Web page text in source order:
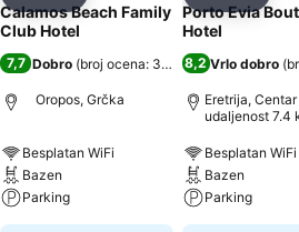
Calamos Beach Family
Club Hotel
7,7 Dobro (broj ocena: 3.319)
Oropos, Grčka
Besplatan WiFi
Bazen
Parking
Porto Evia
Hotel
8,2 Vrlo dobro (
Eretrija,
udaljenost 7.4
Besplatan WiFi
Bazen
Parking